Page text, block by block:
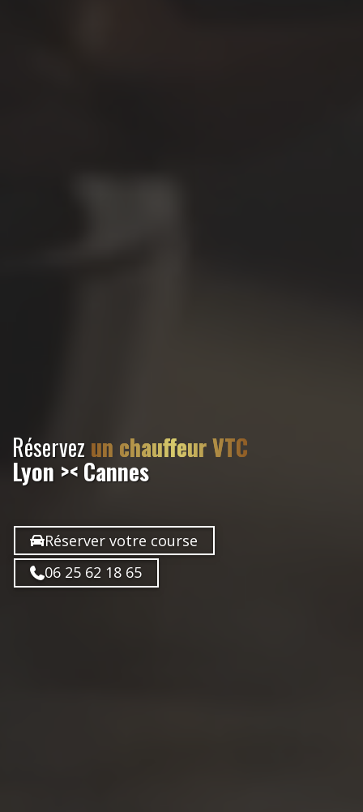
Réservez un chauffeur VTC
Lyon >< Cannes
Réserver votre course
06 25 62 18 65